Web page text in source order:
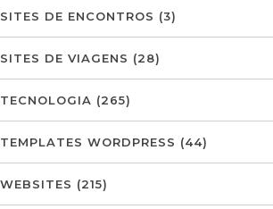
SITES DE ENCONTROS (3)
SITES DE VIAGENS (28)
TECNOLOGIA (265)
TEMPLATES WORDPRESS (44)
WEBSITES (215)